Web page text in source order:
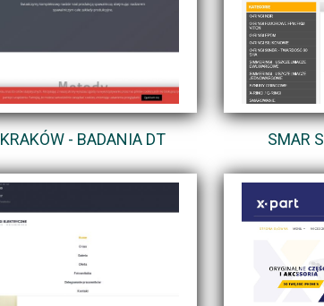
KRAKÓW - BADANIA DT SMAR